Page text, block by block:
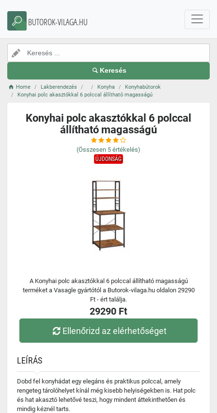
BUTOROK-VILAGA.HU
Keresés
Home Lakberendezés Konyha
Konyhabútorok
Konyhai polc akasztókkal 6 polccal állítható magasságú
Konyhai polc akasztókkal 6 polccal
állítható magasságú
(Összesen 5 értékelés)
ÚJDONSÁG
A Konyhai polc akasztókkal 6 polccal állítható magasságú
terméket a Vasagle gyártótól a Butorok-vilaga.hu oldalon 29290
Ft - ért találja.
29290 Ft
Ellenőrizd az elérhetőséget
LEÍRÁS
Dobd fel konyhádat egy elegáns és praktikus polccal, amely
rengeteg tárolóhelyet kínál még kisebb helyiségekben is. Hat polc
és hat akasztó lehetővé teszi, hogy mindent áttekinthetően és
mindig kéznél tarts.